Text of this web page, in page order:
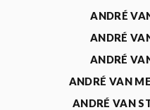
ANDRÉ
ANDRÉ
ANDRÉ
ANDRÉ VAN
ANDRÉ VAN